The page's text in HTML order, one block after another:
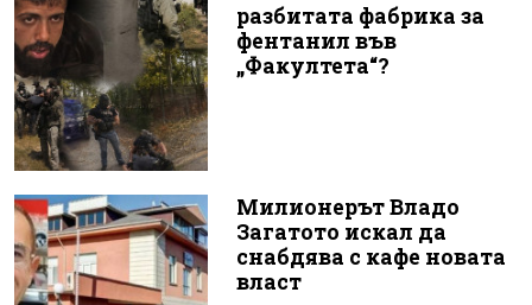
разбитата фабрика за
фентанил във
„Факултета“?
Милионерът Владо
Загатото искал да
снабдява с кафе новата
власт